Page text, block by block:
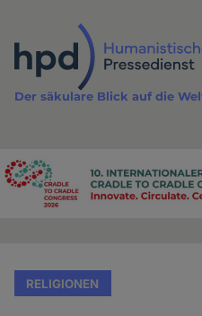
Inhalt
Der säkulare Blick auf die
Advertising
RELIGIONEN